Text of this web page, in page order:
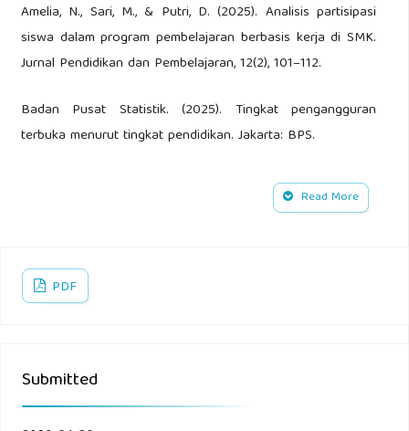
Amelia, N., Sari, M., & Putri, D. (2025). Analisis partisipasi
siswa dalam program pembelajaran berbasis kerja di SMK.
Jurnal Pendidikan dan Pembelajaran, 12(2), 101–112.
Badan Pusat Statistik. (2025). Tingkat pengangguran
terbuka menurut tingkat pendidikan. Jakarta: BPS.
Billet, S. (2020). Learning through work: Workplace
affordances and individual engagement. Journal of
Budianto, A., Rahman, F., & Hidayat, T. (2024). Implementasi
pembelajaran berbasis kerja pada pendidikan vokasi. Jurnal
Depdiknas. (2003). Undang-Undang Nomor 20 Tahun 2003
tentang Sistem Pendidikan Nasional. Jakarta: Depdiknas.
Read More
PDF
Submitted